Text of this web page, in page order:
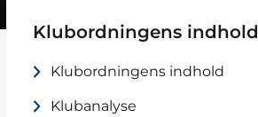
Klubordningens indhold
Klubordningens indhold
Klubanalyse